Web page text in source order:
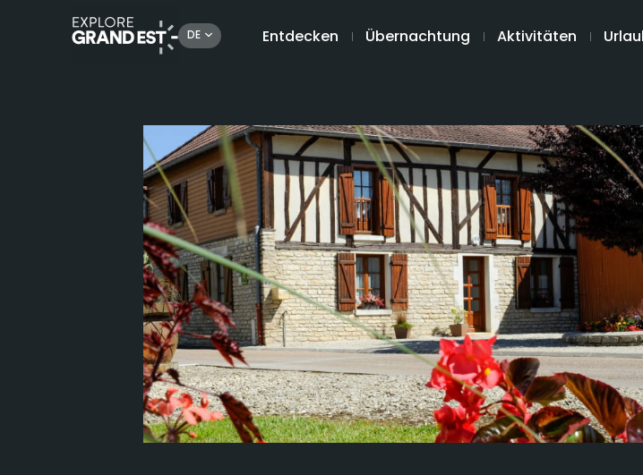
DE Entdecken Übernachtung Aktivitäten